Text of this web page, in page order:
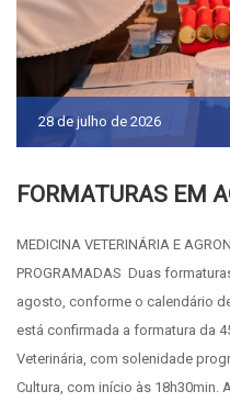
28 de julho de 2026
FORMATURAS EM
MEDICINA VETERINÁRIA E
PROGRAMADAS Duas
agosto, conforme o calendário
está confirmada a formatura da
Veterinária, com solenidade
Cultura, com início às 18h30min.